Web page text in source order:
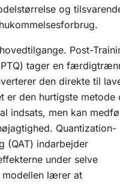
og
Post-
tager en
den direkte til
er den hurtigste metode
indsats, men kan
Quantization-
(QAT) indarbejder
under selve
lærer at